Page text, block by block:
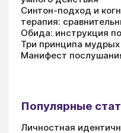
Синтон-подход и
терапия:
Обида: инструкция
Три принципа
Манифест
Популярные
Личностная